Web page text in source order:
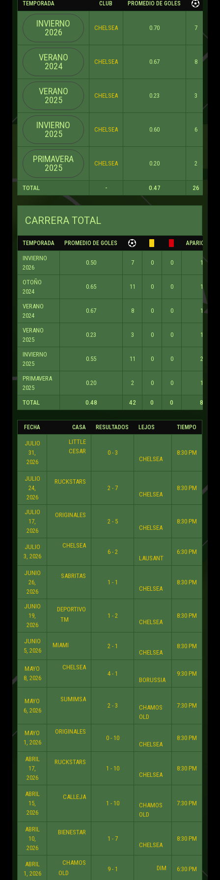
TEMPORADA CLUB PROMEDIO DE GOLES
INVIERNO
2026
CHELSEA 0.70 7
VERANO
2024
CHELSEA 0.67 8
VERANO
2025
CHELSEA 0.23 3
INVIERNO
2025
CHELSEA 0.60 6
PRIMAVERA
2025
CHELSEA 0.20 2
TOTAL - 0.47 26
CARRERA TOTAL
TEMPORADA PROMEDIO DE GOLES APARICIONES
INVIERNO
2026
0.50 7 0 0 14
OTOÑO
2024
0.65 11 0 0 17
VERANO
2024
0.67 8 0 0 12
VERANO
2025
0.23 3 0 0 13
INVIERNO
2025
0.55 11 0 0 20
PRIMAVERA
2025
0.20 2 0 0 10
TOTAL 0.48 42 0 0 86
FECHA CASA RESULTADOS LEJOS TIEMPO
JULIO
31,
2026
LITTLE
CESAR
0 - 3
CHELSEA
8:30 PM
JULIO
24,
2026
RUCKSTARS
2 - 7
CHELSEA
8:30 PM
JULIO
17,
2026
ORIGINALES
2 - 5
CHELSEA
8:30 PM
JULIO
3, 2026
CHELSEA
6 - 2
LAUSANT
6:30 PM
JUNIO
26,
2026
SABRITAS
1 - 1
CHELSEA
8:30 PM
JUNIO
19,
2026
DEPORTIVO
TM
1 - 2
CHELSEA
8:30 PM
JUNIO
5, 2026
MIAMI
2 - 1
CHELSEA
8:30 PM
MAYO
8, 2026
CHELSEA
4 - 1
BORUSSIA
9:30 PM
MAYO
6, 2026
SUMIMSA
2 - 3
CHAMOS
OLD
7:30 PM
MAYO
1, 2026
ORIGINALES
0 - 10
CHELSEA
8:30 PM
ABRIL
17,
2026
RUCKSTARS
1 - 10
CHELSEA
8:30 PM
ABRIL
15,
2026
CALLEJA
1 - 10
CHAMOS
OLD
7:30 PM
ABRIL
10,
2026
BIENESTAR
1 - 7
CHELSEA
8:30 PM
ABRIL
1, 2026
CHAMOS
OLD
9 - 1 DIM 6:30 PM